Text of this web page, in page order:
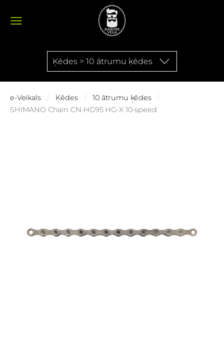
Ķēdes > 10 ātrumu ķēdes
e-Veikals Ķēdes
10 ātrumu ķēdes
SHIMANO Chain CN-HG95 HG-X 10-speed